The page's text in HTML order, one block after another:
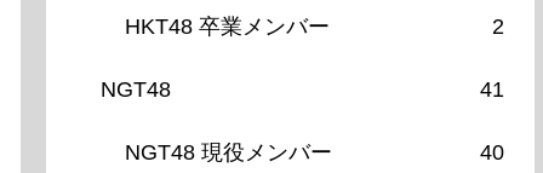
HKT48 卒業メンバー 2
NGT48 41
NGT48 現役メンバー 40